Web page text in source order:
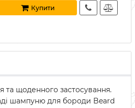
Купити
та щоденного застосування.
шампуню для бороди Beard